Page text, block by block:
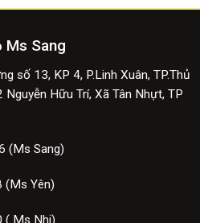
Ms Sang
số 13, KP 4, P.Linh Xuân, TP.Thủ
Nguyễn Hữu Trí, Xã Tân Nhựt, TP
(Ms Sang)
(Ms Yên)
460 ( Ms Nhi)